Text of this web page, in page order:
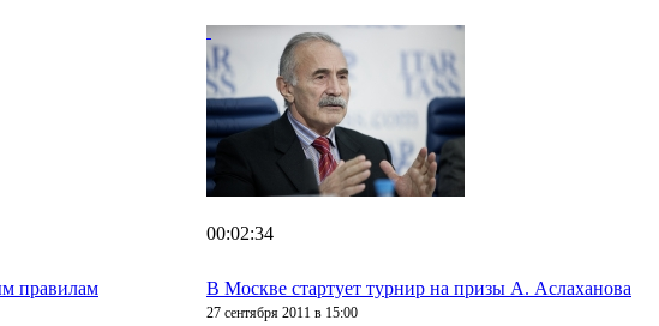
правилам
00:02:34
В Москве стартует турнир на призы А. Аслаханова
27 сентября 2011 в 15:00